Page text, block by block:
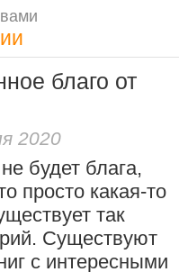
Популярные
более
ноября 2008 |
Тамил Наду,
благо от
2020
будет блага,
просто какая-то
так
Существуют
с интересными
данные
2026|